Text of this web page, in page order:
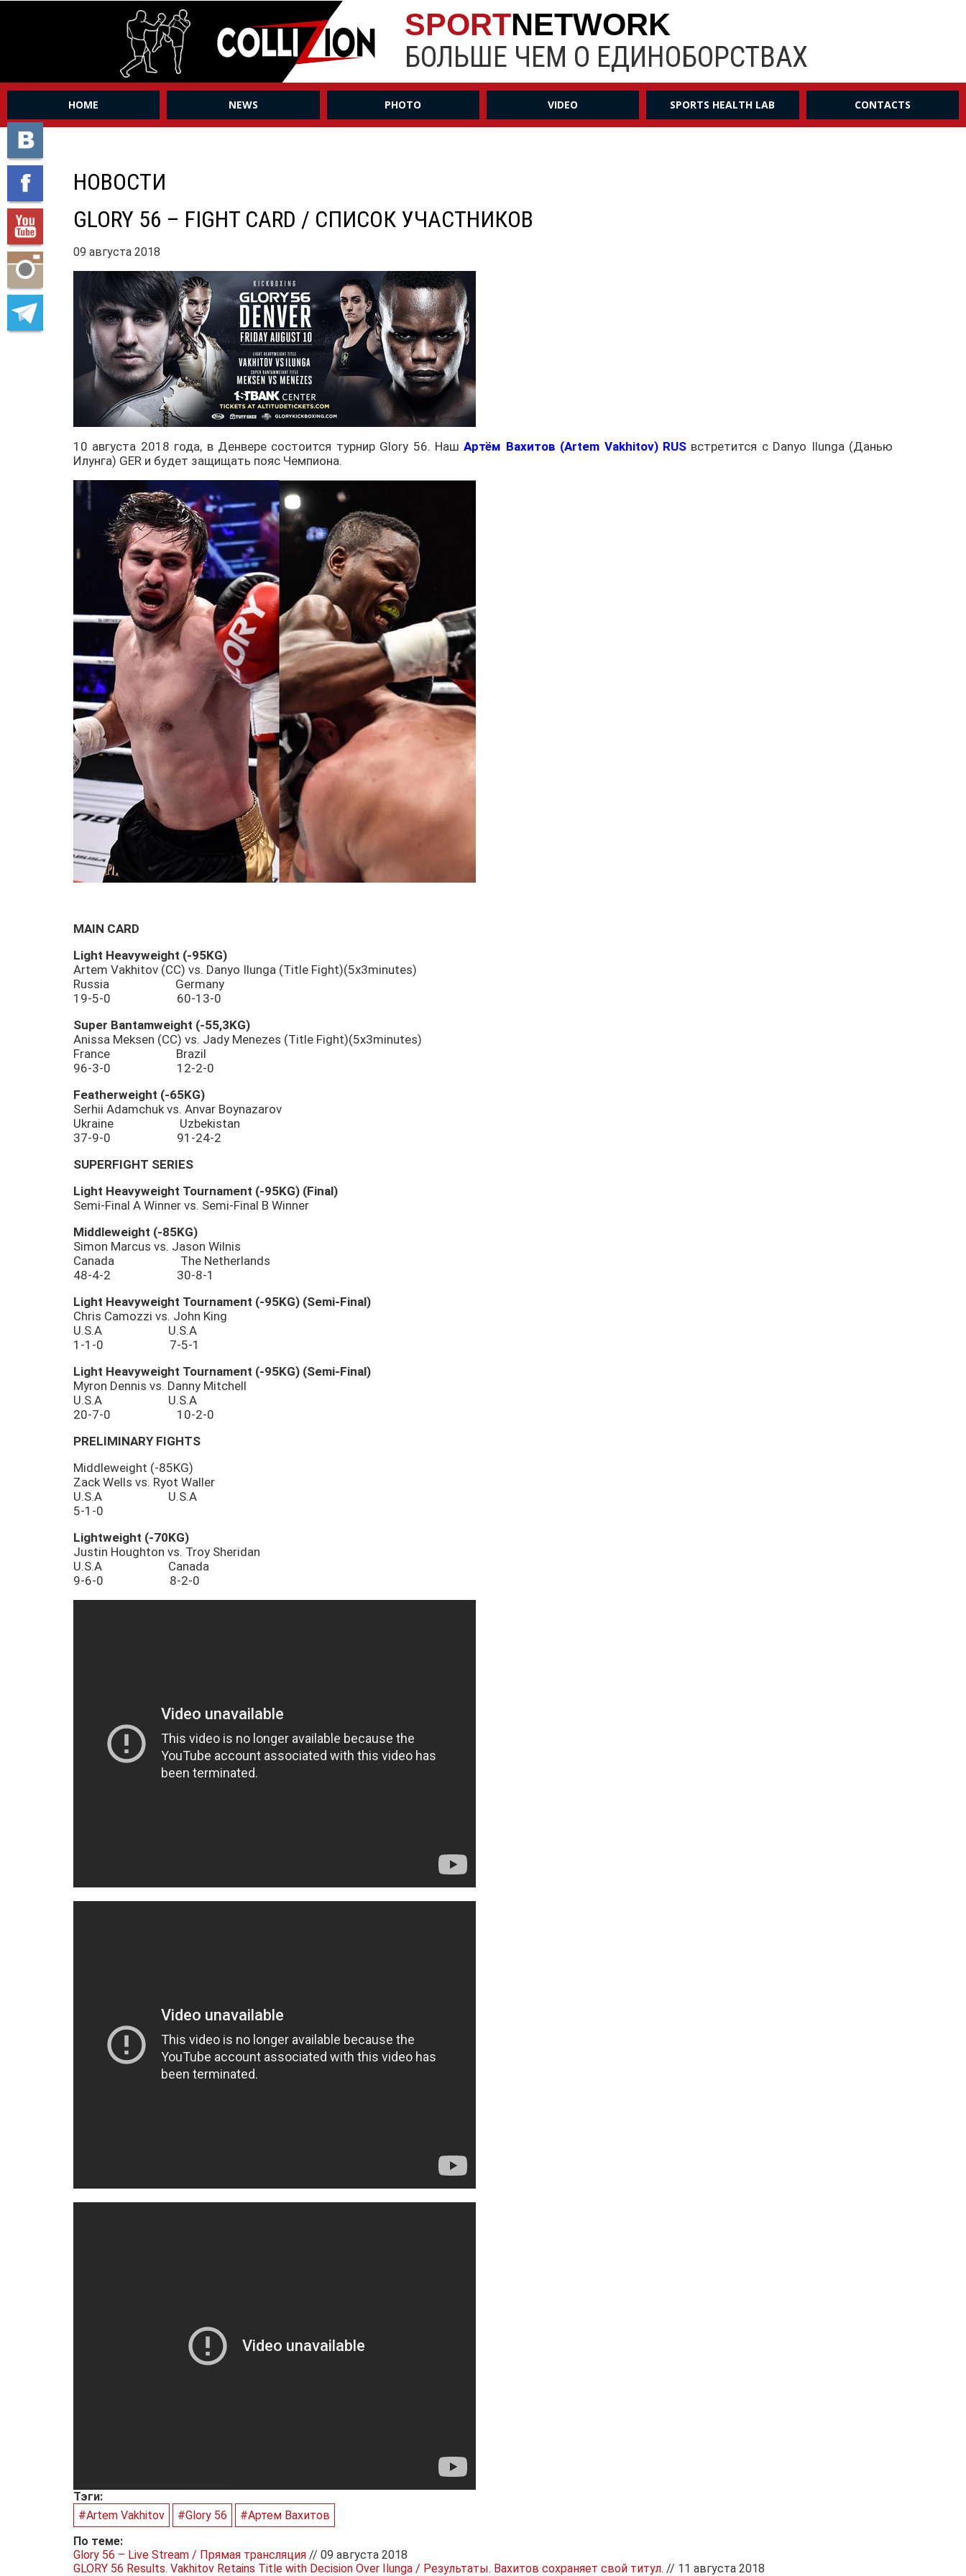
SPORTNETWORK
БОЛЬШЕ ЧЕМ О ЕДИНОБОРСТВАХ
HOME NEWS PHOTO VIDEO SPORTS HEALTH LAB CONTACTS
НОВОСТИ
GLORY 56 – FIGHT CARD / СПИСОК УЧАСТНИКОВ
09 августа 2018
10 августа 2018 года, в Денвере состоится турнир Glory 56. НашАртём Вахитов (Artem Vakhitov) RUS встретится с Danyo Ilunga (Данью
Илунга) GER и будет защищать пояс Чемпиона.
MAIN CARD
Light Heavyweight (-95KG)
Artem Vakhitov (CC) vs. Danyo Ilunga (Title Fight)(5x3minutes)
Russia Germany
19-5-0 60-13-0
Super Bantamweight (-55,3KG)
Anissa Meksen (CC) vs. Jady Menezes (Title Fight)(5x3minutes)
France Brazil
96-3-0 12-2-0
Featherweight (-65KG)
Serhii Adamchuk vs. Anvar Boynazarov
Ukraine Uzbekistan
37-9-0 91-24-2
SUPERFIGHT SERIES
Light Heavyweight Tournament (-95KG) (Final)
Semi-Final A Winner vs. Semi-Final B Winner
Middleweight (-85KG)
Simon Marcus vs. Jason Wilnis
Canada The Netherlands
48-4-2 30-8-1
Light Heavyweight Tournament (-95KG) (Semi-Final)
Chris Camozzi vs. John King
U.S.A U.S.A
1-1-0 7-5-1
Light Heavyweight Tournament (-95KG) (Semi-Final)
Myron Dennis vs. Danny Mitchell
U.S.A U.S.A
20-7-0 10-2-0
PRELIMINARY FIGHTS
Middleweight (-85KG)
Zack Wells vs. Ryot Waller
U.S.A U.S.A
5-1-0
Lightweight (-70KG)
Justin Houghton vs. Troy Sheridan
U.S.A Canada
9-6-0 8-2-0
Тэги:
#Artem Vakhitov
#Glory 56
#Артем Вахитов
По теме:
Glory 56 – Live Stream / Прямая трансляция // 09 августа 2018
GLORY 56 Results. Vakhitov Retains Title with Decision Over Ilunga / Результаты. Вахитов сохраняет свой титул. // 11 августа 2018